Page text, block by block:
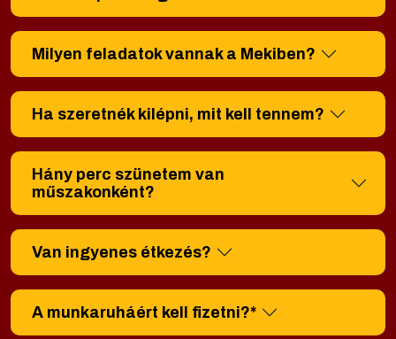
Milyen feladatok vannak a Mekiben?
Ha szeretnék kilépni, mit kell tennem?
Hány perc szünetem van
műszakonként?
Van ingyenes étkezés?
A munkaruháért kell fizetni?*